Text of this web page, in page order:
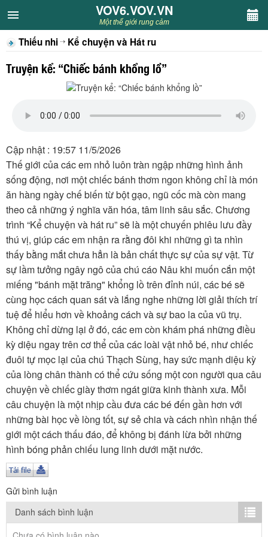
VOV6.VOV.VN
CHUYÊN MỤC
Khách VOV6
Sân khấu
Thiếu nhi
Kết nối VOV6
TÌM KIẾM
Vận hành bởi QI Corp
VOV6.VOV.VN
Một thế giới rung cảm
Thiếu nhi Kể chuyện và Hát ru
Truyện kể: “Chiếc bánh khổng lồ”
Cập nhật : 19:57 11/5/2026
Thế giới của các em nhỏ luôn tràn ngập những hình ảnh
sống động, nơi một chiếc bánh thơm ngon không chỉ là món
ăn hàng ngày chế biến từ bột gạo, ngũ cốc mà còn mang
theo cả những ý nghĩa văn hóa, tâm linh sâu sắc. Chương
trình “Kể chuyện và hát ru” sẽ là một chuyến phiêu lưu đầy
thú vị, giúp các em nhận ra rằng đôi khi những gì ta nhìn
thấy bằng mắt chưa hẳn là bản chất thực sự của sự vật. Từ
sự lầm tưởng ngây ngô của chú cáo Nâu khi muốn cắn một
miếng "bánh mặt trăng" khổng lồ trên đỉnh núi, các bé sẽ
cùng học cách quan sát và lắng nghe những lời giải thích trí
tuệ để hiểu hơn về khoảng cách và sự bao la của vũ trụ.
Không chỉ dừng lại ở đó, các em còn khám phá những điều
kỳ diệu ngay trên cơ thể của các loài vật nhỏ bé, như chiếc
đuôi tự mọc lại của chú Thạch Sùng, hay sức mạnh diệu kỳ
của lòng chân thành có thể cứu sống một con người qua câu
chuyện về chiếc giày thơm ngát giữa kinh thành xưa. Mỗi
câu chuyện là một nhịp cầu đưa các bé đến gần hơn với
những bài học về lòng tốt, sự sẻ chia và cách nhìn nhận thế
giới một cách thấu đáo, để không bị đánh lừa bởi những
hình bóng phản chiếu lung linh dưới mặt nước.
Gửi bình luận
Danh sách bình luận